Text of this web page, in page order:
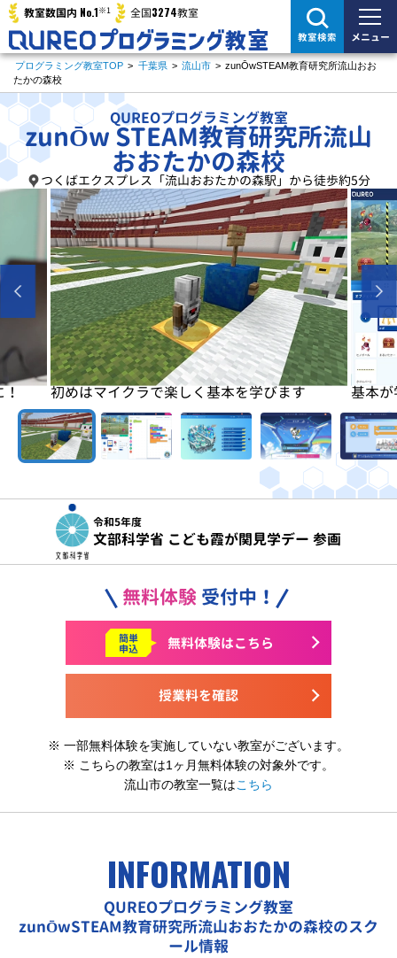
教室数国内 No.1※1 全国3274教室
教室検索 メニュー
プログラミング教室TOP > 千葉県 > 流山市 > zunŌwSTEAM教育研究所流山おお
たかの森校
QUREOプログラミング教室
zunŌw STEAM教育研究所流山
おおたかの森校
つくばエクスプレス「流山おおたかの森駅」から徒歩約5分
！ 初めはマイクラで楽しく基本を学びます 基本
令和5年度
文部科学省 こども霞が関見学デー 参画
無料体験 受付中！
授業料を確認
簡単
申込 無料体験はこちら
※ 一部無料体験を実施していない教室がございます。
※ こちらの教室は1ヶ月無料体験の対象外です。
流山市の教室一覧はこちら
INFORMATION
QUREOプログラミング教室
zunŌwSTEAM教育研究所流山おおたかの森校のスク
ール情報